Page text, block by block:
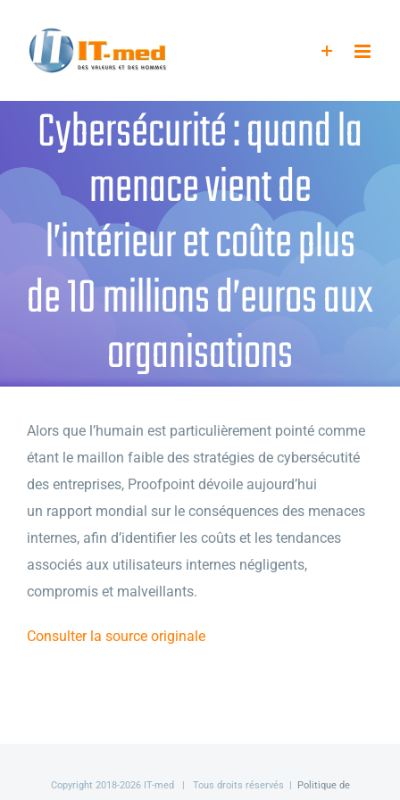
contenu
Cybersécurité : quand la
menace vient de
l’intérieur et coûte plus
de 10 millions d’euros aux
organisations
Alors que l’humain est particulièrement pointé comme
étant le maillon faible des stratégies de cybersécutité
des entreprises, Proofpoint dévoile aujourd’hui
un rapport mondial sur le conséquences des menaces
internes, afin d’identifier les coûts et les tendances
associés aux utilisateurs internes négligents,
compromis et malveillants.
Consulter la source originale
Copyright 2018-2026 IT-med | Tous droits réservés | Politique de